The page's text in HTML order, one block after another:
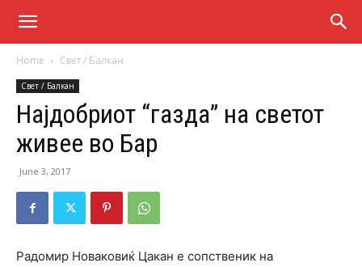
Home Свет / Балкан
Свет / Балкан
Најдобриот “газда” на светот
живее во Бар
June 3, 2017
Радомир Новаковиќ Цакан е сопственик на